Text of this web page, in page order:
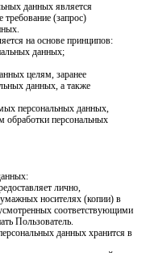
данных является
(запрос)
на основе принципов:
данных;
целям, заранее
данных, а также
персональных данных,
обработки персональных
лично,
носителях (копии) в
соответствующими
Пользователь.
данных хранится в